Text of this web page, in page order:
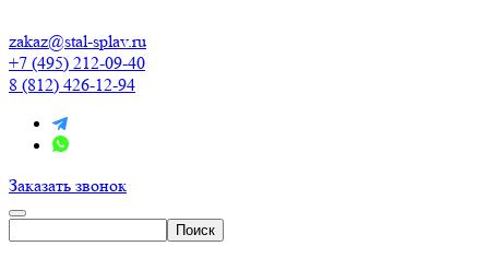
zakaz@stal-splav.ru
+7 (495) 212-09-40
8 (812) 426-12-94
Заказать звонок